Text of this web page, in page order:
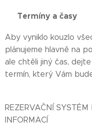
Termíny a časy
Aby vyniklo kouzlo
plánujeme hlavně na
ale chtěli jiný čas,
termín, který Vám
REZERVAČNÍ
INFORMACÍ